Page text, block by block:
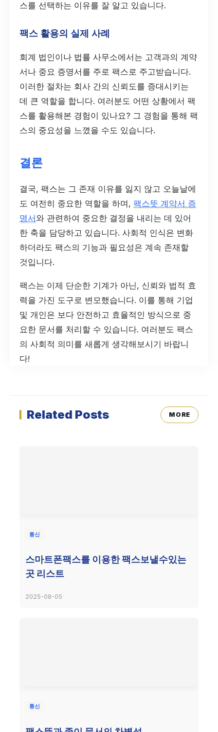
스를 선택하는 이유를 잘 알고 있습니다.
팩스 활용의 실제 사례
회계 법인이나 법률 사무소에서는 고객과의 계약
서나 중요 증명서를 주로 팩스로 주고받습니다.
이러한 절차는 회사 간의 신뢰도를 증대시키는
데 큰 역할을 합니다. 여러분도 어떤 상황에서 팩
스를 활용해본 경험이 있나요? 그 경험을 통해 팩
스의 중요성을 느꼈을 수도 있습니다.
결론
결국, 팩스는 그 존재 이유를 잃지 않고 오늘날에
도 여전히 중요한 역할을 하며, 팩스뜻 계약서 증
명서와 관련하여 중요한 결정을 내리는 데 있어
한 축을 담당하고 있습니다. 사회적 인식은 변화
하더라도 팩스의 기능과 필요성은 계속 존재할
것입니다.
팩스는 이제 단순한 기계가 아닌, 신뢰와 법적 효
력을 가진 도구로 변모했습니다. 이를 통해 기업
및 개인은 보다 안전하고 효율적인 방식으로 중
요한 문서를 처리할 수 있습니다. 여러분도 팩스
의 사회적 의미를 새롭게 생각해보시기 바랍니
다!
Related Posts MORE
통신
스마트폰팩스를 이용한 팩스보낼수있는
곳 리스트
2025-08-05
통신